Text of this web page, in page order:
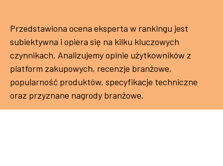
Przedstawiona ocena eksperta w rankingu jest
subiektywna i opiera się na kilku kluczowych
czynnikach. Analizujemy opinie użytkowników z
platform zakupowych, recenzje branżowe,
popularność produktów, specyfikacje techniczne
oraz przyznane nagrody branżowe.